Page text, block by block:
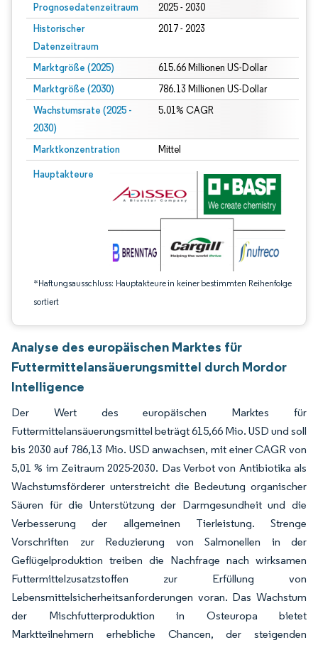
Prognosedatenzeitraum 2025 - 2030
Historischer
Datenzeitraum
2017 - 2023
Marktgröße (2025) 615.66 Millionen US-Dollar
Marktgröße (2030) 786.13 Millionen US-Dollar
Wachstumsrate (2025 -
2030)
5.01% CAGR
Marktkonzentration Mittel
Hauptakteure
*Haftungsausschluss: Hauptakteure in keiner bestimmten Reihenfolge
sortiert
Bild © Mordor Intelligence. Wiederverwendung erfordert Namensnennung
Analyse des europäischen Marktes für
Futtermittelansäuerungsmittel durch Mordor
Intelligence
Der Wert des europäischen Marktes für
Futtermittelansäuerungsmittel beträgt 615,66 Mio. USD und soll
bis 2030 auf 786,13 Mio. USD anwachsen, mit einer CAGR von
5,01 % im Zeitraum 2025-2030. Das Verbot von Antibiotika als
Wachstumsförderer unterstreicht die Bedeutung organischer
Säuren für die Unterstützung der Darmgesundheit und die
Verbesserung der allgemeinen Tierleistung. Strenge
Vorschriften zur Reduzierung von Salmonellen in der
Geflügelproduktion treiben die Nachfrage nach wirksamen
Futtermittelzusatzstoffen zur Erfüllung von
Lebensmittelsicherheitsanforderungen voran. Das Wachstum
der Mischfutterproduktion in Osteuropa bietet
Marktteilnehmern erhebliche Chancen, der steigenden